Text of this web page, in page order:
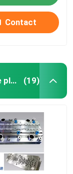
Contact
Molds d'emboutissage du cadre de plomb IC (19)